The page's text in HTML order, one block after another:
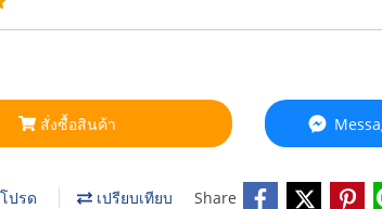
สั่งซื้อสินค้า
ปรด เปรียบเทียบ Share